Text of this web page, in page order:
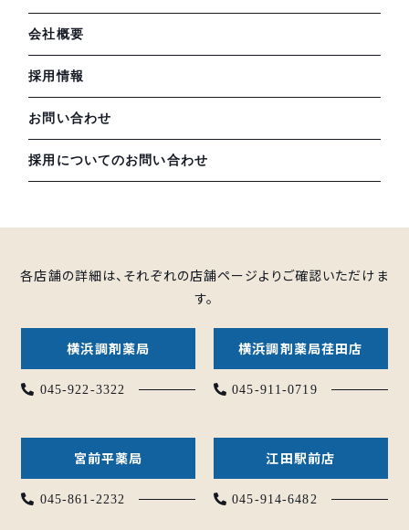
会社概要
採用情報
お問い合わせ
採用についてのお問い合わせ
各店舗の詳細は、それぞれの店舗ページよりご確認いただけま
す。
横浜調剤薬局
045-922-3322
横浜調剤薬局荏田店
045-911-0719
宮前平薬局
045-861-2232
江田駅前店
045-914-6482